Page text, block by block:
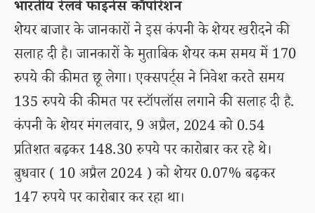
भारतीय रेलवे फाइनेंस कॉर्पोरेशन
शेयर बाजार के जानकारों ने इस कंपनी के शेयर खरीदने की
सलाह दी है। जानकारों के मुताबिक शेयर कम समय में 170
रुपये की कीमत छू लेगा। एक्सपर्ट्स ने निवेश करते समय
135 रुपये की कीमत पर स्टॉपलॉस लगाने की सलाह दी है.
कंपनी के शेयर मंगलवार, 9 अप्रैल, 2024 को 0.54
प्रतिशत बढ़कर 148.30 रुपये पर कारोबार कर रहे थे।
बुधवार ( 10 अप्रैल 2024 ) को शेयर 0.07% बढ़कर
147 रुपये पर कारोबार कर रहा था।